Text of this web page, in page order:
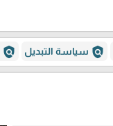
policy سياسة التبديل policy